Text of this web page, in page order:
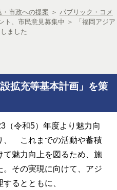
・市政への提案 ＞ パブリック・コメ
ト、市民意見募集中 ＞
「福岡アジア
ました
拡充等基本計画」を策
（令和5）年度より魅力向
、 これまでの活動や蓄積
て魅力向上を図るため、施
その実現に向けて、アジ
るとともに、